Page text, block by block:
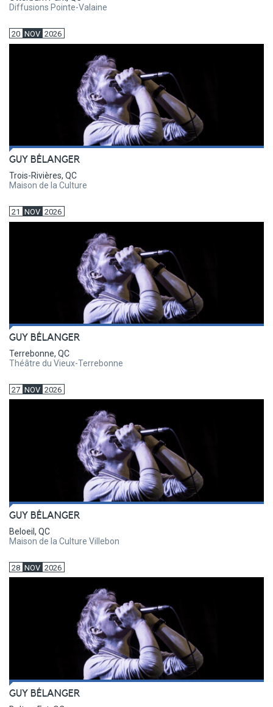
Diffusions Pointe-Valaine
20 NOV 2026
GUY BÉLANGER
Trois-Rivières, QC
Maison de la Culture
21 NOV 2026
GUY BÉLANGER
Terrebonne, QC
Théâtre du Vieux-Terrebonne
27 NOV 2026
GUY BÉLANGER
Beloeil, QC
Maison de la Culture Villebon
28 NOV 2026
GUY BÉLANGER